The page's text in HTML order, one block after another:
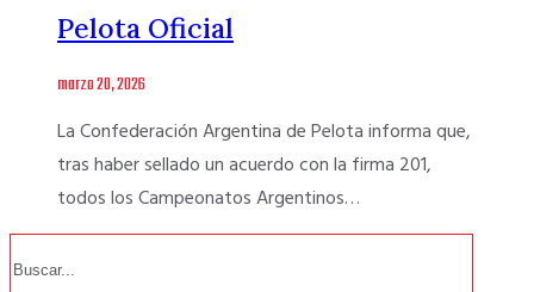
Pelota Oficial
marzo 20, 2026
La Confederación Argentina de Pelota informa que,
tras haber sellado un acuerdo con la firma 201,
todos los Campeonatos Argentinos…